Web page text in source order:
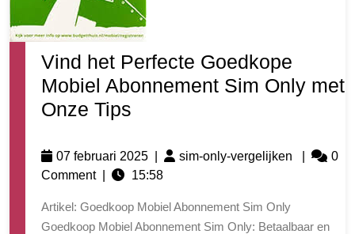
Vind het Perfecte Goedkope
Mobiel Abonnement Sim Only met
Onze Tips
07 februari 2025 sim-only-vergelijken
0
Comment
15:58
Artikel: Goedkoop Mobiel Abonnement Sim Only
Goedkoop Mobiel Abonnement Sim Only: Betaalbaar en